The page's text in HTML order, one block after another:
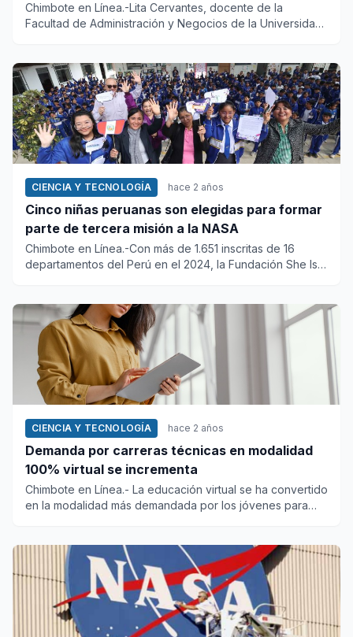
Chimbote en Línea.-Lita Cervantes, docente de la
Facultad de Administración y Negocios de la Universidad
CIENCIA Y TECNOLOGÍA hace 2 años
Cinco niñas peruanas son elegidas para formar
parte de tercera misión a la NASA
Chimbote en Línea.-Con más de 1.651 inscritas de 16
departamentos del Perú en el 2024, la Fundación She Is
CIENCIA Y TECNOLOGÍA hace 2 años
Demanda por carreras técnicas en modalidad
100% virtual se incrementa
Chimbote en Línea.- La educación virtual se ha convertido
en la modalidad más demandada por los jóvenes para